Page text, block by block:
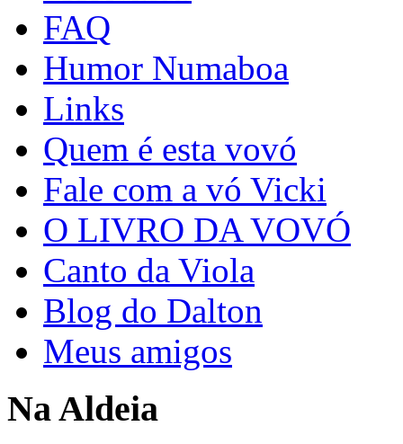
FAQ
Humor Numaboa
Links
Quem é esta vovó
Fale com a vó Vicki
O LIVRO DA VOVÓ
Canto da Viola
Blog do Dalton
Meus amigos
Na Aldeia